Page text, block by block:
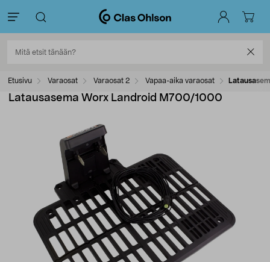
Etusivu Varaosat Varaosat 2 Vapaa-aika varaosat
Latausasema Worx Landroid M700/1000